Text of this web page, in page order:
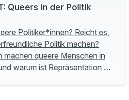
Queers in der Politik
Politiker*innen? Reicht es,
Politik machen?
machen queere Menschen in
warum ist Repräsentation …